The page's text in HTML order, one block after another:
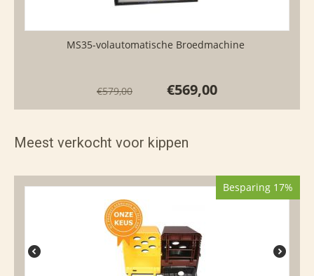
MS35-volautomatische Broedmachine
€579,00 €569,00
Meest verkocht voor kippen
Besparing 17%